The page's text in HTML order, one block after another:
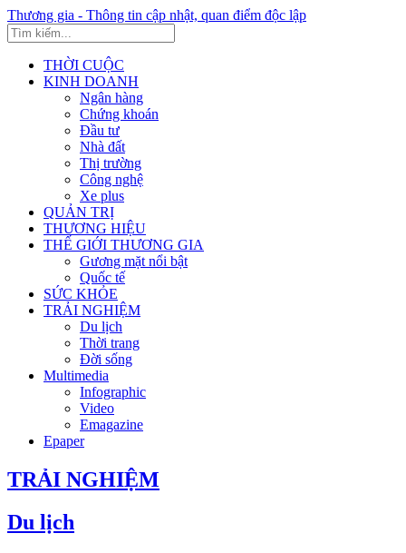
Thương gia - Thông tin cập nhật, quan điểm độc lập
THỜI CUỘC
KINH DOANH
Ngân hàng
Chứng khoán
Đầu tư
Nhà đất
Thị trường
Công nghệ
Xe plus
QUẢN TRỊ
THƯƠNG HIỆU
THẾ GIỚI THƯƠNG GIA
Gương mặt nổi bật
Quốc tế
SỨC KHỎE
TRẢI NGHIỆM
Du lịch
Thời trang
Đời sống
Multimedia
Infographic
Video
Emagazine
Epaper
TRẢI NGHIỆM
Du lịch